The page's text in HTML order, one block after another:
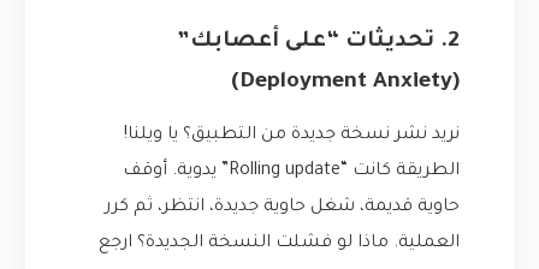
2. تحديثات “على أعصابك”
(Deployment Anxiety)
نريد نشر نسخة جديدة من التطبيق؟ يا ويلنا!
الطريقة كانت “Rolling update” يدوية. أوقف
حاوية قديمة، شغل حاوية جديدة، انتظر، ثم كرر
العملية. ماذا لو فشلت النسخة الجديدة؟ ارجع